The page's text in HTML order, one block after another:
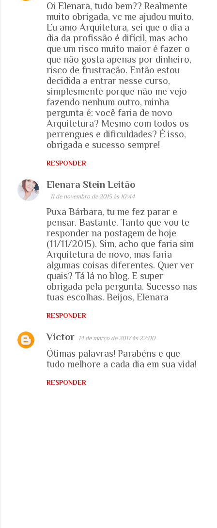
Oi Elenara, tudo bem?? Realmente
muito obrigada, vc me ajudou muito.
Eu amo Arquitetura, sei que o dia a
dia da profissão é difícil, mas acho
que um risco muito maior é fazer o
que não gosta apenas por dinheiro,
risco de frustração. Então estou
decidida a entrar nesse curso,
simplesmente porque não me vejo
fazendo nenhum outro, minha
pergunta é: você faria de novo
Arquitetura? Mesmo com todos os
perrengues e dificuldades? É isso,
obrigada e sucesso sempre!
RESPONDER
Elenara Stein Leitão
11 de novembro de 2015 às 10:44
Puxa Bárbara, tu me fez parar e
pensar. Bastante. Tanto que vou te
responder na postagem de hoje
(11/11/2015). Sim, acho que faria sim
Arquitetura de novo, mas faria
algumas coisas diferentes. Quer ver
quais? Tá lá no blog. E super
obrigada pela pergunta. Sucesso nas
tuas escolhas. Beijos, Elenara
RESPONDER
Victor 14 de março de 2017 às 22:00
Ótimas palavras! Parabéns e que
tudo melhore a cada dia em sua vida!
RESPONDER